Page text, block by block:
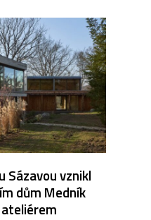
Sázavou vznikl
dům Medník